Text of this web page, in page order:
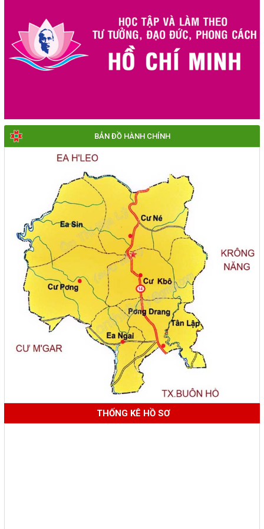
BẢN ĐỒ HÀNH CHÍNH
THỐNG KÊ HỒ SƠ